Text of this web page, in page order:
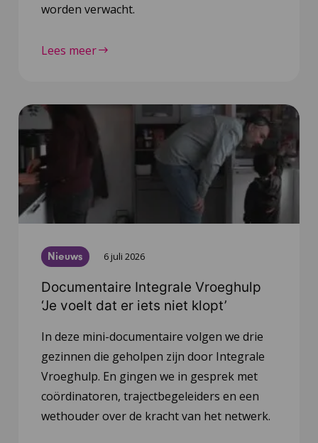
worden verwacht.
Lees meer
Nieuws 6 juli 2026
Documentaire Integrale Vroeghulp
‘Je voelt dat er iets niet klopt’
In deze mini-documentaire volgen we drie
gezinnen die geholpen zijn door Integrale
Vroeghulp. En gingen we in gesprek met
coördinatoren, trajectbegeleiders en een
wethouder over de kracht van het netwerk.